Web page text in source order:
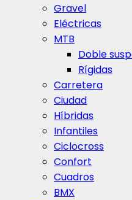
Gravel
Eléctricas
MTB
Doble
Rígidas
Carretera
Ciudad
Híbridas
Infantiles
Ciclocross
Confort
Cuadros
BMX